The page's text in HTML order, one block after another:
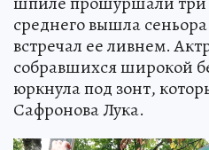
среднего вышла
встречал ее ливнем.
собравшихся широкой
юркнула под зонт,
Сафронова Лука.